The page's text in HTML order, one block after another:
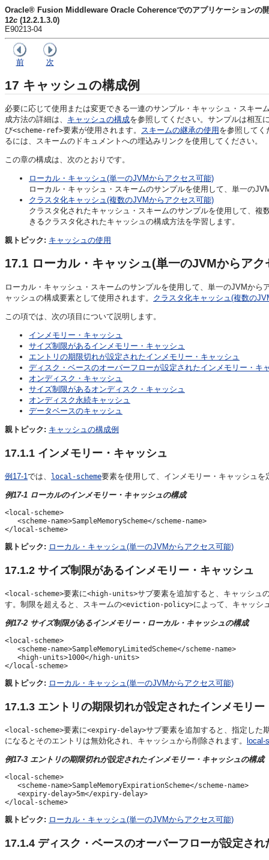
Oracle® Fusion Middleware Oracle Coherenceでのアプリケーションの
12c (12.2.1.3.0)
E90213-04
前 次
17 キャッシュの構成例
必要に応じて使用または変更できる一連のサンプル・キャッシュ・スキ
成方法の詳細は、 キャッシュの構成を参照してください。サンプルは相互
び<scheme-ref>要素が使用されます。 スキームの継承の使用を参照してく
るには、スキームのドキュメントへの埋込みリンクを使用してください。
この章の構成は、次のとおりです。
ローカル・キャッシュ(単一のJVMからアクセス可能)
ローカル・キャッシュ・スキームのサンプルを使用して、単一の
クラスタ化キャッシュ(複数のJVMからアクセス可能)
クラスタ化されたキャッシュ・スキームのサンプルを使用して、
きるクラスタ化されたキャッシュの構成方法を学習します。
親トピック: キャッシュの使用
17.1 ローカル・キャッシュ(単一のJVMからアク
ローカル・キャッシュ・スキームのサンプルを使用して、単一のJVMか
ャッシュの構成要素として使用されます。 クラスタ化キャッシュ(複数の
この項では、次の項目について説明します。
インメモリー・キャッシュ
サイズ制限があるインメモリー・キャッシュ
エントリの期限切れが設定されたインメモリー・キャッシュ
ディスク・ベースのオーバーフローが設定されたインメモリー・キ
オンディスク・キャッシュ
サイズ制限があるオンディスク・キャッシュ
オンディスク永続キャッシュ
データベースのキャッシュ
親トピック: キャッシュの構成例
17.1.1 インメモリー・キャッシュ
例17-1では、 local-scheme要素を使用して、インメモリー・キャッシュ
例17-1 ローカルのインメモリー・キャッシュの構成
<local-scheme>
   <scheme-name>SampleMemoryScheme</scheme-name>
親トピック: ローカル・キャッシュ(単一のJVMからアクセス可能)
17.1.2 サイズ制限があるインメモリー・キャッシュ
<local-scheme>要素に<high-units>サブ要素を追加すると、キャッシュ
す。制限を超えると、スキームの<eviction-policy>によって、キャッシ
例17-2 サイズ制限があるインメモリー・ローカル・キャッシュの構成
<local-scheme>
   <scheme-name>SampleMemoryLimitedScheme</scheme-name>
   <high-units>1000</high-units>
親トピック: ローカル・キャッシュ(単一のJVMからアクセス可能)
17.1.3 エントリの期限切れが設定されたインメモリー
<local-scheme>要素に<expiry-delay>サブ要素を追加すると、指定した
になるとそのエントリは無効化され、キャッシュから削除されます。
local-
例17-3 エントリの期限切れが設定されたインメモリー・キャッシュの構成
<local-scheme>
   <scheme-name>SampleMemoryExpirationScheme</scheme-name>
   <expiry-delay>5m</expiry-delay>
親トピック: ローカル・キャッシュ(単一のJVMからアクセス可能)
17.1.4 ディスク・ベースのオーバーフローが設定さ